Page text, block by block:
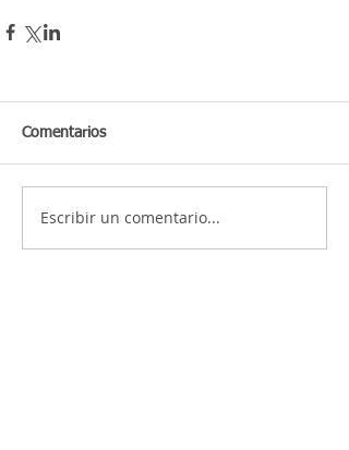
Comentarios
Escribir un comentario...